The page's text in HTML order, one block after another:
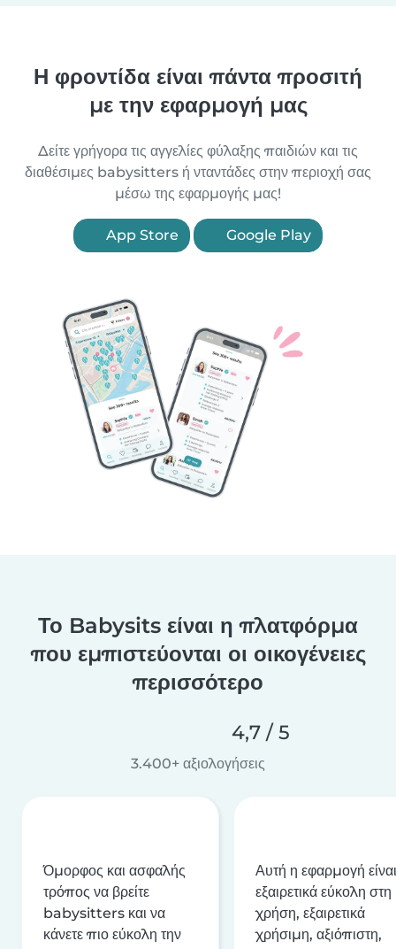
Η φροντίδα είναι πάντα προσιτή
με την εφαρμογή μας
Δείτε γρήγορα τις αγγελίες φύλαξης παιδιών και τις
διαθέσιμες babysitters ή νταντάδες στην περιοχή σας
μέσω της εφαρμογής μας!
App Store Google Play
Το Babysits είναι η πλατφόρμα
που εμπιστεύονται οι οικογένειες
περισσότερο
4,7 / 5
3.400+ αξιολογήσεις
Όμορφος και ασφαλής
τρόπος να βρείτε
babysitters και να
κάνετε πιο εύκολη την
Αυτή η εφαρμογή είναι
εξαιρετικά εύκολη στη
χρήση, εξαιρετικά
χρήσιμη, αξιόπιστη,